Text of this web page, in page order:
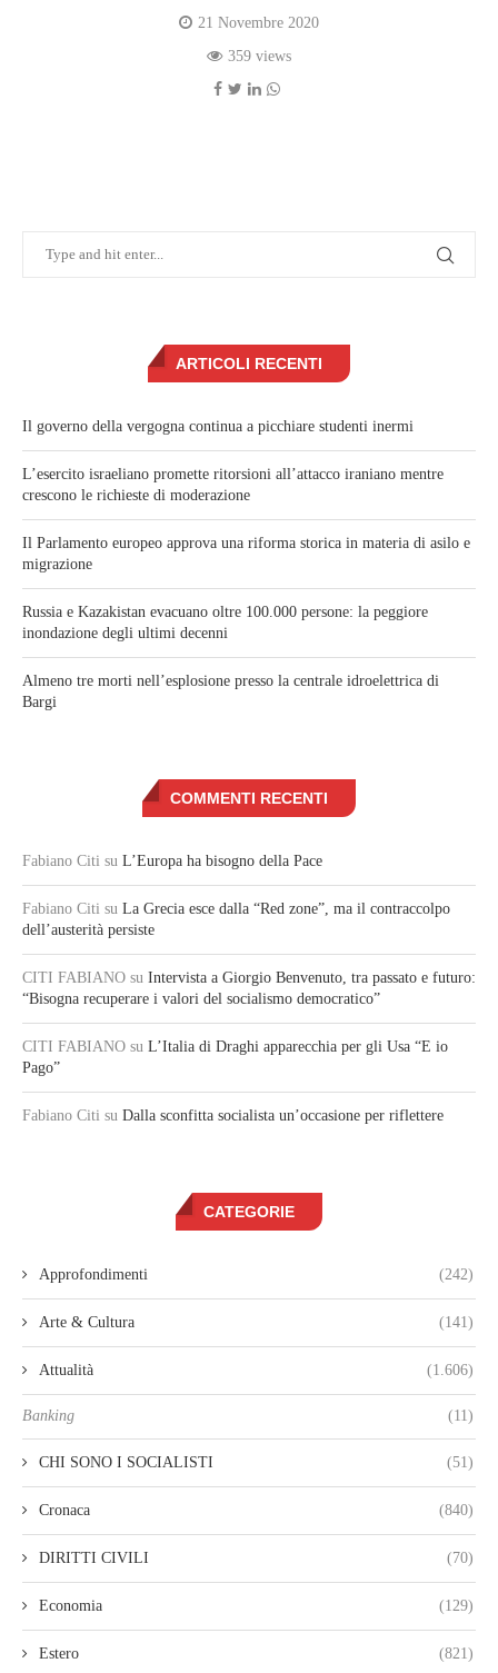
21 Novembre 2020
359 views
ARTICOLI RECENTI
Il governo della vergogna continua a picchiare studenti inermi
L’esercito israeliano promette ritorsioni all’attacco iraniano mentre
crescono le richieste di moderazione
Il Parlamento europeo approva una riforma storica in materia di asilo e
migrazione
Russia e Kazakistan evacuano oltre 100.000 persone: la peggiore
inondazione degli ultimi decenni
Almeno tre morti nell’esplosione presso la centrale idroelettrica di
Bargi
COMMENTI RECENTI
Fabiano Citi su L’Europa ha bisogno della Pace
Fabiano Citi su La Grecia esce dalla “Red zone”, ma il contraccolpo
dell’austerità persiste
CITI FABIANO su Intervista a Giorgio Benvenuto, tra passato e futuro:
“Bisogna recuperare i valori del socialismo democratico”
CITI FABIANO su L’Italia di Draghi apparecchia per gli Usa “E io
Pago”
Fabiano Citi su Dalla sconfitta socialista un’occasione per riflettere
CATEGORIE
Approfondimenti (242)
Arte & Cultura (141)
Attualità (1.606)
Banking (11)
CHI SONO I SOCIALISTI (51)
Cronaca (840)
DIRITTI CIVILI (70)
Economia (129)
Estero (821)